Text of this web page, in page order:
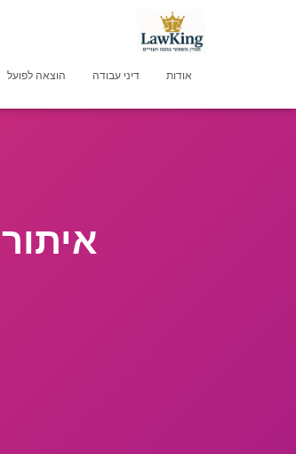
אודות דיני עבודה הוצאה לפועל